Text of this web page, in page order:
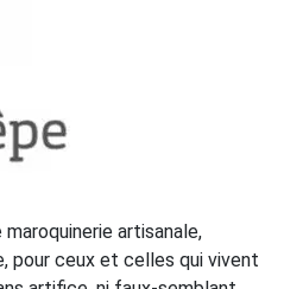
artisanale,
pour ceux et celles qui vivent